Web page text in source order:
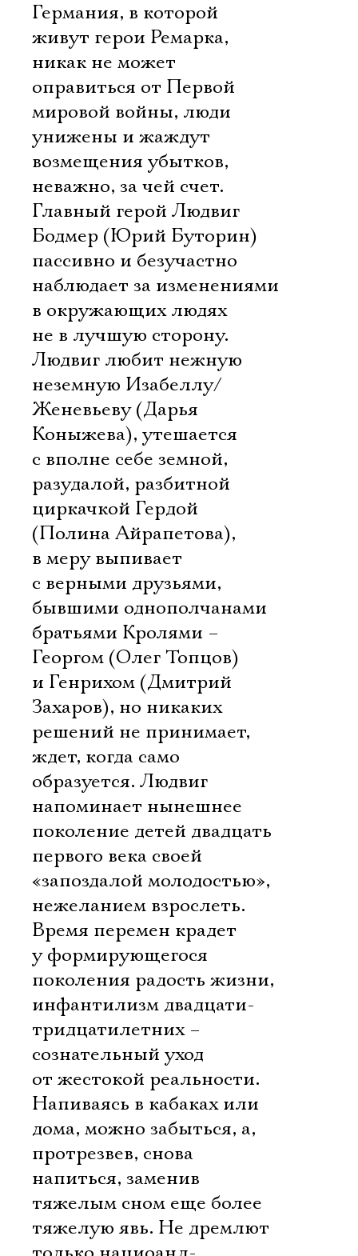
Германия, в которой
живут герои Ремарка,
никак не может
оправиться от Первой
мировой войны, люди
унижены и жаждут
возмещения убытков,
неважно, за чей счет.
Главный герой Людвиг
Бодмер (Юрий Буторин)
пассивно и безучастно
наблюдает за изменениями
в окружающих людях
не в лучшую сторону.
Людвиг любит нежную
неземную Изабеллу/
Женевьеву (Дарья
Коныжева), утешается
с вполне себе земной,
разудалой, разбитной
циркачкой Гердой
(Полина Айрапетова),
в меру выпивает
с верными друзьями,
бывшими однополчанами
братьями Кролями –
Георгом (Олег Топцов)
и Генрихом (Дмитрий
Захаров), но никаких
решений не принимает,
ждет, когда само
образуется. Людвиг
напоминает нынешнее
поколение детей двадцать
первого века своей
«запоздалой молодостью»,
нежеланием взрослеть.
Время перемен крадет
у формирующегося
поколения радость жизни,
инфантилизм двадцати-
тридцатилетних –
сознательный уход
от жестокой реальности.
Напиваясь в кабаках или
дома, можно забыться, а,
протрезвев, снова
напиться, заменив
тяжелым сном еще более
тяжелую явь. Не дремлют
Имя
Ознакомиться